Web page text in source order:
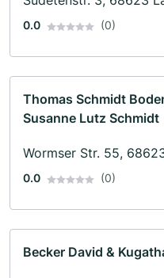
0.0 (0)
Thomas Schmidt
Susanne Lutz Schmidt
Wormser Str. 55,
0.0 (0)
Becker David &